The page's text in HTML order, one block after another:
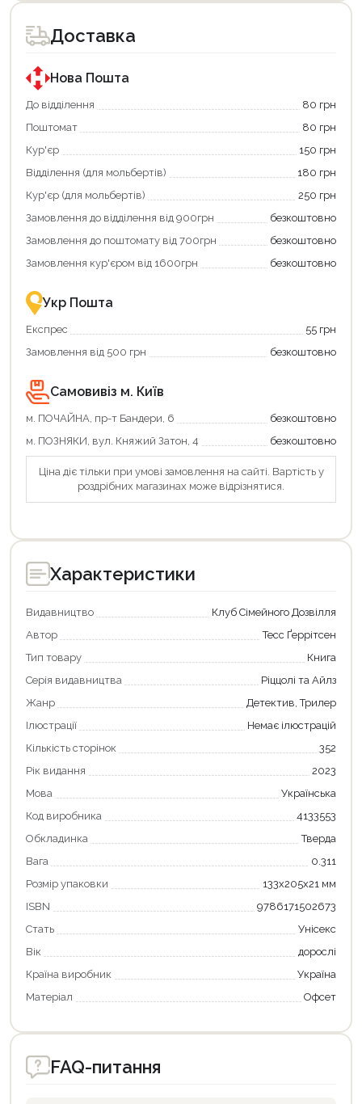
Доставка
Нова Пошта
До відділення
80 грн
Поштомат
80 грн
Кур'єр
150 грн
Відділення (для мольбертів)
180 грн
Кур'єр (для мольбертів)
250 грн
Замовлення до відділення від 900грн
безкоштовно
Замовлення до поштомату від 700грн
безкоштовно
Замовлення кур'єром від 1600грн
безкоштовно
Укр Пошта
Експрес
55 грн
Замовлення від 500 грн
безкоштовно
Самовивіз м. Київ
м. ПОЧАЙНА, пр-т Бандери, 6
безкоштовно
м. ПОЗНЯКИ, вул. Княжий Затон, 4
безкоштовно
Ціна діє тільки при умові замовлення на сайті. Вартість у
роздрібних магазинах може відрізнятися.
Характеристики
Видавництво
Клуб Сімейного Дозвілля
Автор
Тесс Ґеррітсен
Тип товару
Книга
Серія видавництва
Ріццолі та Айлз
Жанр
Детектив, Трилер
Ілюстрації
Немає ілюстрацій
Кількість сторінок
352
Рік видання
2023
Мова
Українська
Код виробника
4133553
Обкладинка
Тверда
Вага
0.311
Розмір упаковки
133х205х21 мм
ISBN
9786171502673
Стать
Унісекс
Вік
дорослі
Країна виробник
Україна
Матеріал
Офсет
FAQ-питання
Оформити замовлення